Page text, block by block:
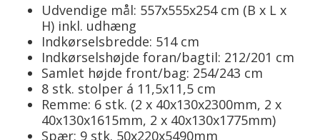
Udvendige mål: 557x555x254 cm (B x L x
H) inkl. udhæng
Indkørselsbredde: 514 cm
Indkørselshøjde foran/bagtil: 212/201 cm
Samlet højde front/bag: 254/243 cm
8 stk. stolper á 11,5x11,5 cm
Remme: 6 stk. (2 x 40x130x2300mm, 2 x
40x130x1615mm, 2 x 40x130x1775mm)
Spær: 9 stk. 50x220x5490mm